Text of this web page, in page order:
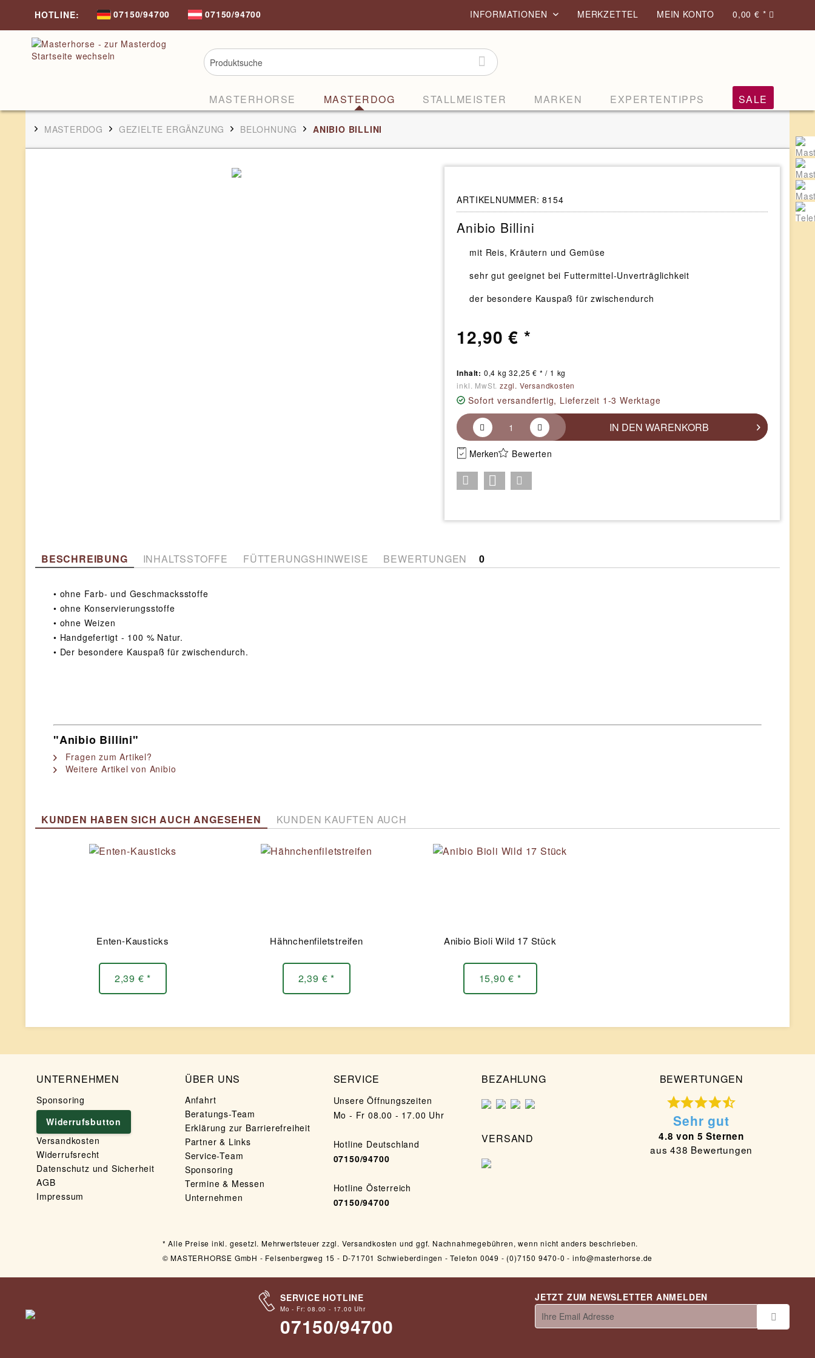
HOTLINE: 07150/94700 07150/94700 INFORMATIONEN MERKZETTEL MEIN KONTO 0,00 € *
MASTERHORSE MASTERDOG STALLMEISTER MARKEN EXPERTENTIPPS SALE
MASTERDOG GEZIELTE ERGÄNZUNG BELOHNUNG ANIBIO BILLINI
ARTIKELNUMMER:8154
Anibio Billini
mit Reis, Kräutern und Gemüse
sehr gut geeignet bei Futtermittel-Unverträglichkeit
der besondere Kauspaß für zwischendurch
12,90 € *
Inhalt: 0,4 kg 32,25 € * / 1 kg
inkl. MwSt. zzgl. Versandkosten
Sofort versandfertig, Lieferzeit 1-3 Werktage
IN DEN WARENKORB
Merken Bewerten
BESCHREIBUNG INHALTSSTOFFE FÜTTERUNGSHINWEISE BEWERTUNGEN 0
• ohne Farb- und Geschmacksstoffe
• ohne Konservierungsstoffe
• ohne Weizen
• Handgefertigt - 100 % Natur.
• Der besondere Kauspaß für zwischendurch.
"Anibio Billini"
Fragen zum Artikel?
Weitere Artikel von Anibio
KUNDEN HABEN SICH AUCH ANGESEHEN KUNDEN KAUFTEN AUCH
Enten-Kausticks
2,39 € *
Hähnchenfiletstreifen
2,39 € *
Anibio Bioli Wild 17 Stück
15,90 € *
UNTERNEHMEN
Sponsoring
Widerrufsbutton
Versandkosten
Widerrufsrecht
Datenschutz und Sicherheit
AGB
Impressum
ÜBER UNS
Anfahrt
Beratungs-Team
Erklärung zur Barrierefreiheit
Partner & Links
Service-Team
Sponsoring
Termine & Messen
Unternehmen
SERVICE
Unsere Öffnungszeiten
Mo - Fr 08.00 - 17.00 Uhr
Hotline Deutschland
07150/94700
Hotline Österreich
07150/94700
BEZAHLUNG
VERSAND
BEWERTUNGEN
Sehr gut
4.8 von 5 Sternen
aus 438 Bewertungen
Alle Preise inkl. gesetzl. Mehrwertsteuer zzgl. Versandkosten und ggf. Nachnahmegebühren, wenn nicht anders beschrieben.
© MASTERHORSE GmbH - Felsenbergweg 15 - D-71701 Schwieberdingen - Telefon 0049 - (0)7150 9470-0 - info@masterhorse.de
SERVICE HOTLINE
Mo - Fr: 08.00 - 17.00 Uhr
07150/94700
JETZT ZUM NEWSLETTER ANMELDEN